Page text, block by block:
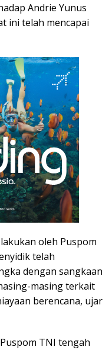
Andrie Yunus
ini telah mencapai
oleh Puspom
telah
dengan sangkaan
masing terkait
berencana, ujar
TNI tengah